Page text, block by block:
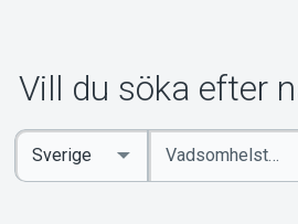
Vill du söka efter
Ange
sökord
Select
Country